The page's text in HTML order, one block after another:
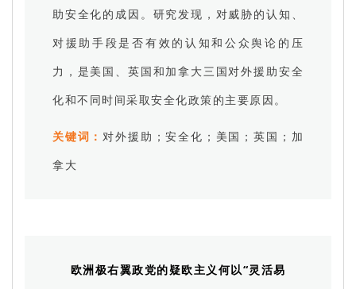
助安全化的成因。研究发现，对威胁的认知、
对援助手段是否有效的认知和公众舆论的压
力，是美国、英国和加拿大三国对外援助安全
化和不同时间采取安全化政策的主要原因。
关键词：对外援助；安全化；美国；英国；加
拿大
欧洲极右翼政党的疑欧主义何以“灵活易